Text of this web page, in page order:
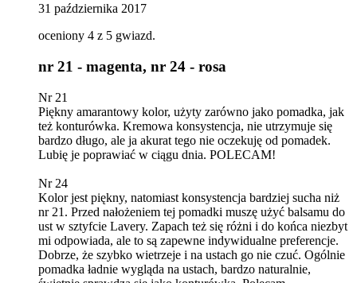
31 października 2017
oceniony 4 z 5 gwiazd.
nr 21 - magenta, nr 24 - rosa
Nr 21
Piękny amarantowy kolor, użyty zarówno jako pomadka, jak
też konturówka. Kremowa konsystencja, nie utrzymuje się
bardzo długo, ale ja akurat tego nie oczekuję od pomadek.
Lubię je poprawiać w ciągu dnia. POLECAM!
Nr 24
Kolor jest piękny, natomiast konsystencja bardziej sucha niż
nr 21. Przed nałożeniem tej pomadki muszę użyć balsamu do
ust w sztyfcie Lavery. Zapach też się różni i do końca niezbyt
mi odpowiada, ale to są zapewne indywidualne preferencje.
Dobrze, że szybko wietrzeje i na ustach go nie czuć. Ogólnie
pomadka ładnie wygląda na ustach, bardzo naturalnie,